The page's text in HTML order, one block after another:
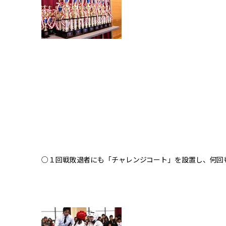
○１回戦敗退者にも「チャレンジコート」を設置し、何